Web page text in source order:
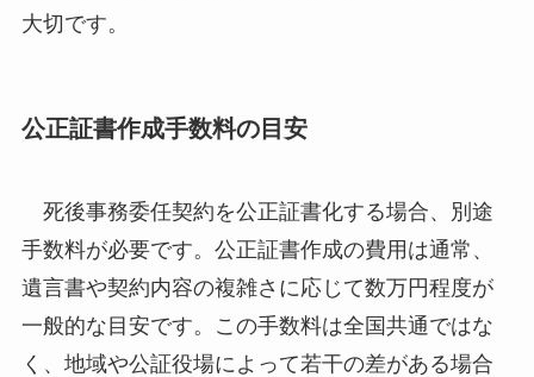
大切です。
公正証書作成手数料の目安
死後事務委任契約を公正証書化する場合、別途
手数料が必要です。公正証書作成の費用は通常、
遺言書や契約内容の複雑さに応じて数万円程度が
一般的な目安です。この手数料は全国共通ではな
く、地域や公証役場によって若干の差がある場合